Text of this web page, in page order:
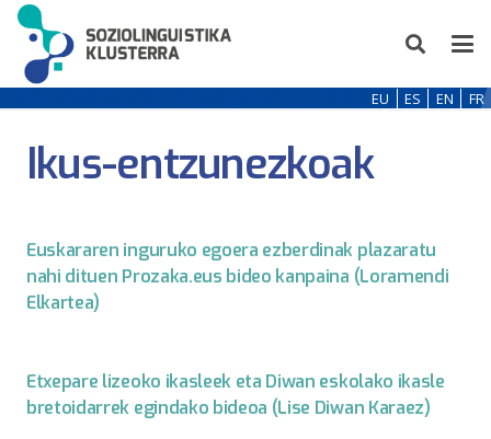
EU ES EN FR
Ikus-entzunezkoak
Euskararen inguruko egoera ezberdinak plazaratu
nahi dituen Prozaka.eus bideo kanpaina (Loramendi
Elkartea)
Etxepare lizeoko ikasleek eta Diwan eskolako ikasle
bretoidarrek egindako bideoa (Lise Diwan Karaez)